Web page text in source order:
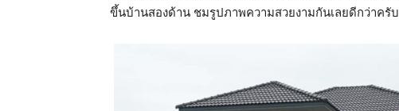
ขึ้นบ้านสองด้าน ชมรูปภาพความสวยงามกันเลยดีกว่าครับ